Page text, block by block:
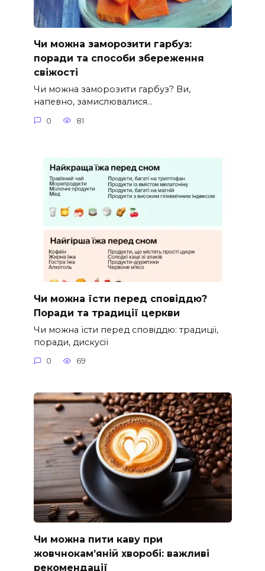
Чи можна заморозити гарбуз:
поради та способи збереження
свіжості
Чи можна заморозити гарбуз? Ви,
напевно, замислювалися…
0 81
Чи можна їсти перед сповіддю?
Поради та традиції церкви
Чи можна їсти перед сповіддю: традиції,
поради, дискусії
0 69
Чи можна пити каву при
жовчнокам’яній хворобі: важливі
рекомендації